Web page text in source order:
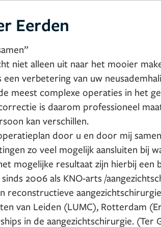
Eerden
niet alleen uit naar het mooier
verbetering van uw
meest complexe operaties in het
is daarom professioneel
kan verschillen.
door u en door mij
zo veel mogelijk aansluiten bij
mogelijke resultaat zijn hierbij een
2006 als KNO-arts /
reconstructieve
van Leiden (LUMC), Rotterdam
in de aangezichtschirurgie. (Ter